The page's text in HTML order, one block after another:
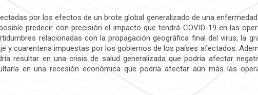
por los efectos de un brote global generalizado de una
predecir con precisión el impacto que tendrá COVID-19 en las
relacionadas con la propagación geográfica final del virus, la
y cuarentena impuestas por los gobiernos de los países afectados.
resultar en una crisis de salud generalizada que podría afectar
en una recesión económica que podría afectar aún más las